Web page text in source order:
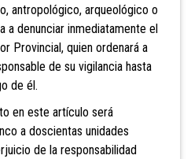
antropológico, arqueológico o
a denunciar inmediatamente el
Provincial, quien ordenará a
de su vigilancia hasta
de él.
en este artículo será
a doscientas unidades
de la responsabilidad